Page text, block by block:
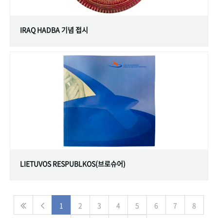
IRAQ HADBA 기념 접시
LIETUVOS RESPUBLKOS(브로슈어)
1 2 3 4 5 6 7 8